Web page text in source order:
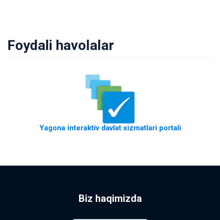
Foydali havolalar
Yagona interaktiv davlat xizmatlari portali
Biz haqimizda